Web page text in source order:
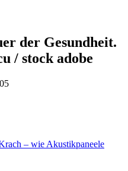
der Gesundheit.
/ stock adobe
– wie Akustikpaneele